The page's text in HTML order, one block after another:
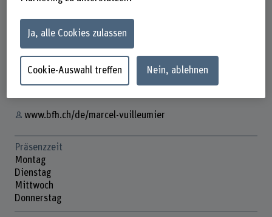
Marcel Vuilleumier
Finanzcontroller
Kontakt
+41 31 848 44 83
E-Mail anzeigen
www.bfh.ch/de/marcel-vuilleumier
Präsenzzeit
Montag
Dienstag
Mittwoch
Donnerstag
Ja, alle Cookies zulassen
Cookie-Auswahl treffen Nein, ablehnen